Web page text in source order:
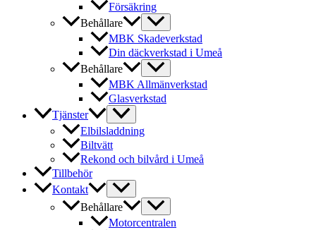
Försäkring
Behållare
MBK Skadeverkstad
Din däckverkstad i Umeå
Behållare
MBK Allmänverkstad
Glasverkstad
Tjänster
Elbilsladdning
Biltvätt
Rekond och bilvård i Umeå
Tillbehör
Kontakt
Behållare
Motorcentralen